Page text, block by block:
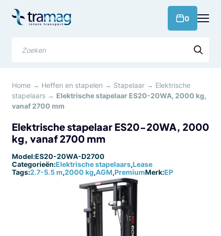
naar
0
Home → Heffen en stapelen → Stapelaar → Elektrische
stapelaars → Elektrische stapelaar ES20-20WA, 2000 kg,
vanaf 2700 mm
Elektrische stapelaar ES20-20WA, 2000
kg, vanaf 2700 mm
Model:ES20-20WA-D2700
Categorieën:Elektrische stapelaars,Lease
Tags:2.7-5.5 m,2000 kg,AGM,PremiumMerk:EP